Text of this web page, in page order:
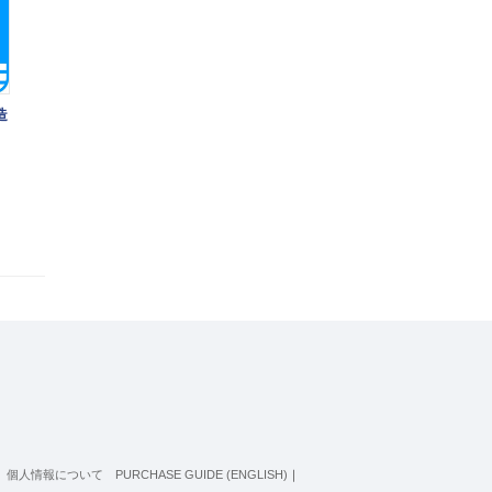
個人情報について PURCHASE GUIDE (ENGLISH) ｜